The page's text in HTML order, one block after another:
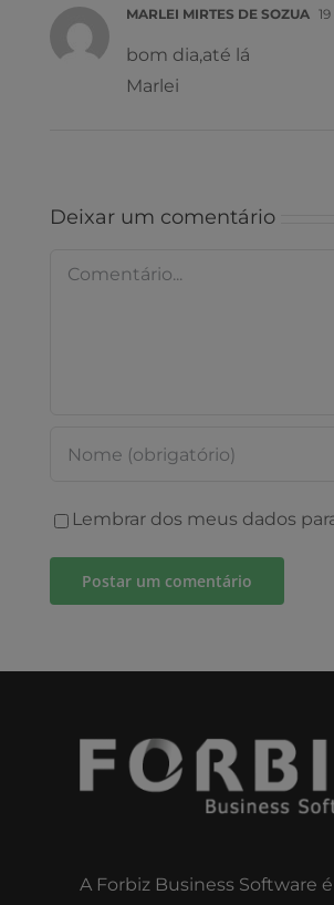
MARLEI MIRTES DE SOZUA
bom dia,até lá
Marlei
Deixar um comentário
Comentário
Lembrar dos meus dados
A Forbiz Business Software